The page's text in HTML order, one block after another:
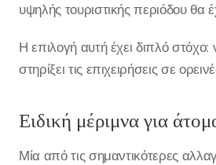
υψηλής τουριστικής περιόδου θα
Η επιλογή αυτή έχει διπλό
στηρίξει τις επιχειρήσεις σε
Ειδική μέριμνα για
Μία από τις σημαντικότερες